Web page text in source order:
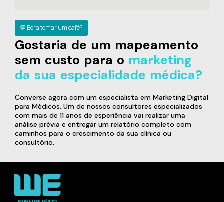
💬 Bora tomar um café?
Gostaria de um mapeamento
sem custo para o marketing
da sua especialidade médica?
Converse agora com um especialista em Marketing Digital
para Médicos. Um de nossos consultores especializados
com mais de 11 anos de esperiência vai realizar uma
análise prévia e entregar um relatório completo com
caminhos para o crescimento da sua clínica ou
consultório.